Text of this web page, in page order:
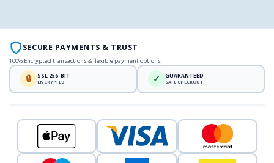
SECURE PAYMENTS & TRUST
100% Encrypted transactions & flexible payment options
🔒 SSL 256-BIT
ENCRYPTED ✓ GUARANTEED
SAFE CHECKOUT